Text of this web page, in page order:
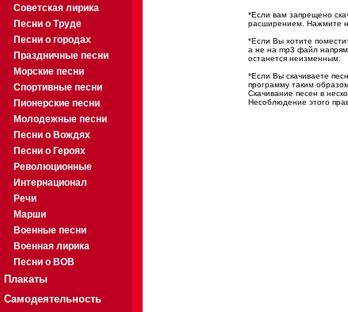
Советская лирика
Песни о Труде
Песни о городах
Праздничные песни
Морские песни
Спортивные песни
Пионерские песни
Молодежные песни
Песни о Вождях
Песни о Героях
Революционные
Интернационал
Речи
Марши
Военные песни
Военная лирика
Песни о ВОВ
Плакаты
Самодеятельность
*Если вам запрещено
расширением. Нажмите
*Если Вы хотите
а не на mp3 файл
останется неизменным.
*Если Вы скачиваете
программу таким
Скачивание песен в
Несоблюдение этого